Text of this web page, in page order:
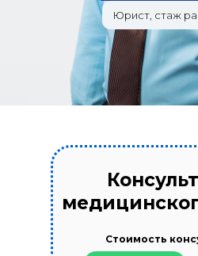
Юрист, стаж
Стоимость